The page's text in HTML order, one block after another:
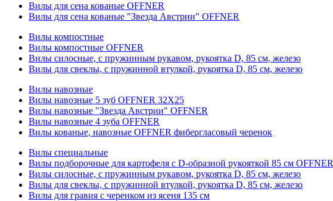
Вилы для сена кованые OFFNER
Вилы для сена кованые "Звезда Австрии" OFFNER
Вилы компостные
Вилы компостные OFFNER
Вилы силосные, с пружинным рукавом, рукоятка D, 85 см, железо
Вилы для свеклы, с пружинной втулкой, рукоятка D, 85 см, железо
Вилы навозные
Вилы навозные 5 зуб OFFNER 32X25
Вилы навозные "Звезда Австрии" OFFNER
Вилы навозные 4 зуба OFFNER
Вилы кованые, навозные OFFNER фибергласовый черенок
Вилы специальные
Вилы подборочные для картофеля с D-образной рукояткой 85 см OFFNER
Вилы силосные, с пружинным рукавом, рукоятка D, 85 см, железо
Вилы для свеклы, с пружинной втулкой, рукоятка D, 85 см, железо
Вилы для гравия с черенком из ясеня 135 см